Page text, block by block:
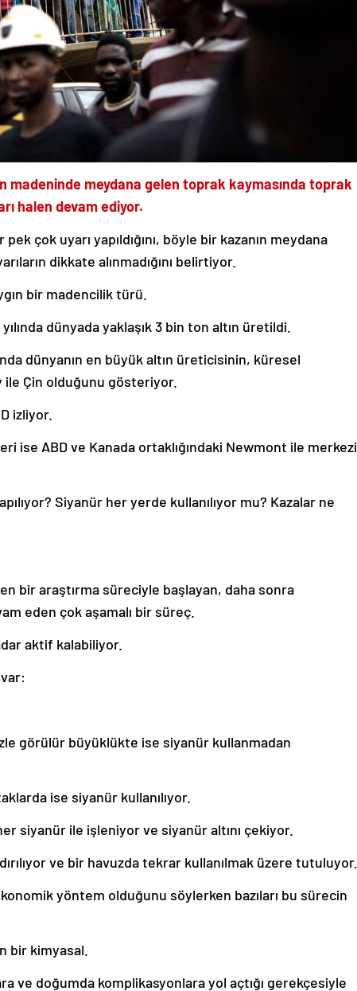
madeninde meydana gelen toprak kaymasında toprak
halen devam ediyor.
çok uyarı yapıldığını, böyle bir kazanın meydana
dikkate alınmadığını belirtiyor.
bir madencilik türü.
dünyada yaklaşık 3 bin ton altın üretildi.
dünyanın en büyük altın üreticisinin, küresel
ile Çin olduğunu gösteriyor.
izliyor.
ise ABD ve Kanada ortaklığındaki Newmont ile merkezi
Siyanür her yerde kullanılıyor mu? Kazalar ne
bir araştırma süreciyle başlayan, daha sonra
eden çok aşamalı bir süreç.
aktif kalabiliyor.
görülür büyüklükte ise siyanür kullanmadan
ise siyanür kullanılıyor.
siyanür ile işleniyor ve siyanür altını çekiyor.
ve bir havuzda tekrar kullanılmak üzere tutuluyor.
yöntem olduğunu söylerken bazıları bu sürecin
bir kimyasal.
ve doğumda komplikasyonlara yol açtığı gerekçesiyle